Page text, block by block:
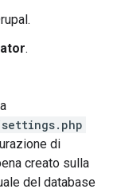
.
di
creato sulla
del database